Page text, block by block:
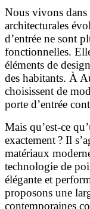
Nous vivons dans
architecturales
d’entrée ne sont
fonctionnelles.
éléments de
des habitants. À
choisissent de
porte d’entrée
Mais qu’est-ce
exactement ? Il
matériaux
technologie de
élégante et
proposons une
contemporaines